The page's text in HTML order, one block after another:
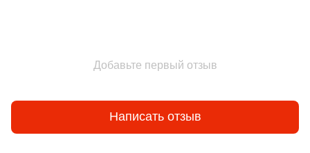
Добавьте первый отзыв
Написать отзыв